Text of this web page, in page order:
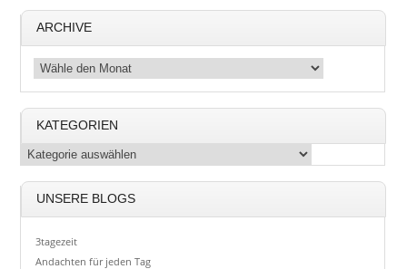
ARCHIVE
KATEGORIEN
UNSERE BLOGS
3tagezeit
Andachten für jeden Tag